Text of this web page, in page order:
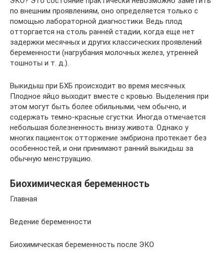
по внешним проявлениям, оно определяется только с
помощью лабораторной диагностики. Ведь плод
отторгается на столь ранней стадии, когда еще нет
задержки месячных и других классических проявлений
беременности (нагрубания молочных желез, утренней
тошноты и т. д.).
Выкидыш при БХБ происходит во время месячных.
Плодное яйцо выходит вместе с кровью. Выделения при
этом могут быть более обильными, чем обычно, и
содержать темно-красные сгустки. Иногда отмечается
небольшая болезненность внизу живота. Однако у
многих пациенток отторжение эмбриона протекает без
особенностей, и они принимают ранний выкидыш за
обычную менструацию.
Биохимическая беременность
Главная
Ведение беременности
Биохимическая беременность после ЭКО